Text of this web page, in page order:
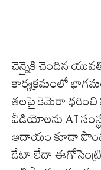
చెన్నైకి చెందిన
కార్యక్రమంలో
తలపై కెమెరా ధరించి
వీడియోలను AI
ఆదాయం కూడా
డేటా లేదా ఈగోసెంట్రిక్